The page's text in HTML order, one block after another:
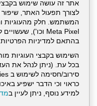
לצורך תפעול האתר,
בהתאם למדיניות
השימוש בקבצי העוגיות
בכל עת. (ניתן לנהל את
כראוי וכי הדבר ישפיע
למידע נוסף, ניתן לעיין ב